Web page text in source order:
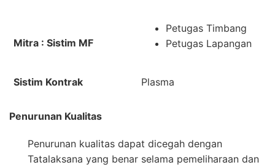
Mitra : Sistim MF
Petugas Timbang
Petugas Lapangan
Sistim Kontrak Plasma
Penurunan Kualitas
Penurunan kualitas dapat dicegah dengan
Tatalaksana yang benar selama pemeliharaan dan